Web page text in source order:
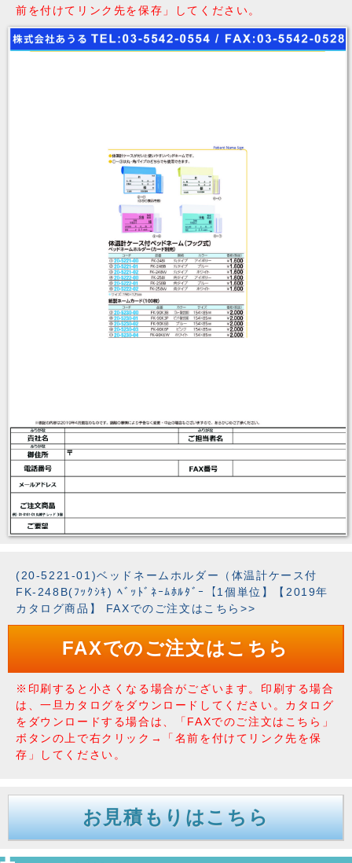
前を付けてリンク先を保存」してください。
(20-5221-01)ベッドネームホルダー（体温計ケース付
FK-248B(ﾌｯｸｼｷ) ﾍﾞｯﾄﾞﾈｰﾑﾎﾙﾀﾞｰ【1個単位】【2019年
カタログ商品】 FAXでのご注文はこちら>>
FAXでのご注文はこちら
※印刷すると小さくなる場合がございます。印刷する場合
は、一旦カタログをダウンロードしてください。カタログ
をダウンロードする場合は、「FAXでのご注文はこちら」
ボタンの上で右クリック→「名前を付けてリンク先を保
存」してください。
お見積もりはこちら